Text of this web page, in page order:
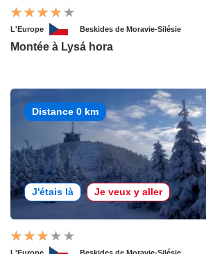
L'Europe Beskides de Moravie-Silésie
Montée à Lysá hora
Distance 0 km
J'étais là Je veux y aller